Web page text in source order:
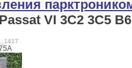
VI 3C2 3C5 B6